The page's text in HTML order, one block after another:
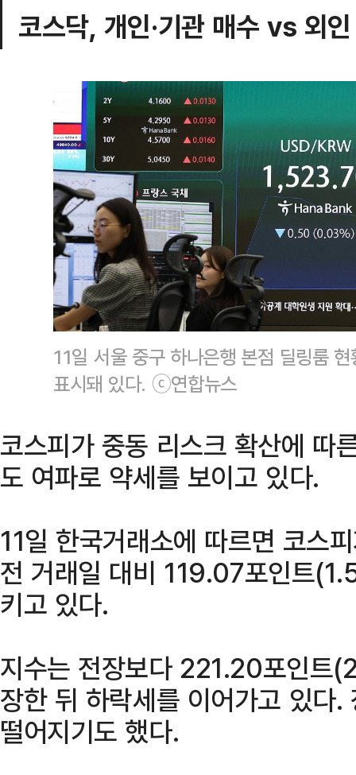
코스닥, 개인·기관 매수 vs 외
11일 서울 중구 하나은행 본점 딜링룸
표시돼 있다. ⓒ연합뉴스
코스피가 중동 리스크 확산에 따
도 여파로 약세를 보이고 있다.
11일 한국거래소에 따르면 코스
전 거래일 대비 119.07포인트
키고 있다.
지수는 전장보다 221.20포인
장한 뒤 하락세를 이어가고 있
떨어지기도 했다.